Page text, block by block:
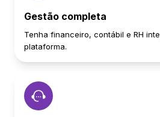
Gestão completa
Tenha financeiro, contábil e RH
plataforma.